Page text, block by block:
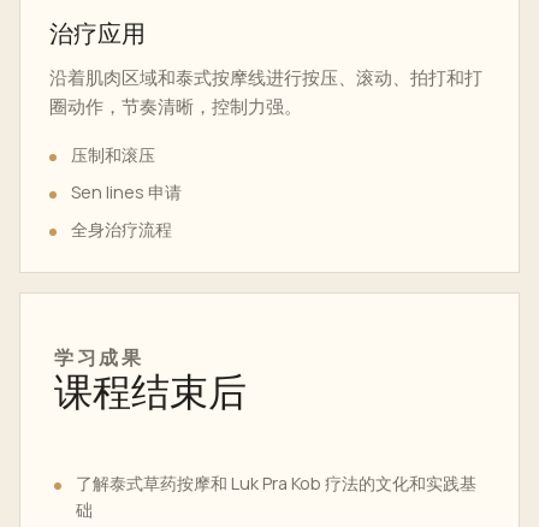
治疗应用
沿着肌肉区域和泰式按摩线进行按压、滚动、拍打和打
圈动作，节奏清晰，控制力强。
压制和滚压
Sen lines 申请
全身治疗流程
学习成果
课程结束后
了解泰式草药按摩和 Luk Pra Kob 疗法的文化和实践基
础